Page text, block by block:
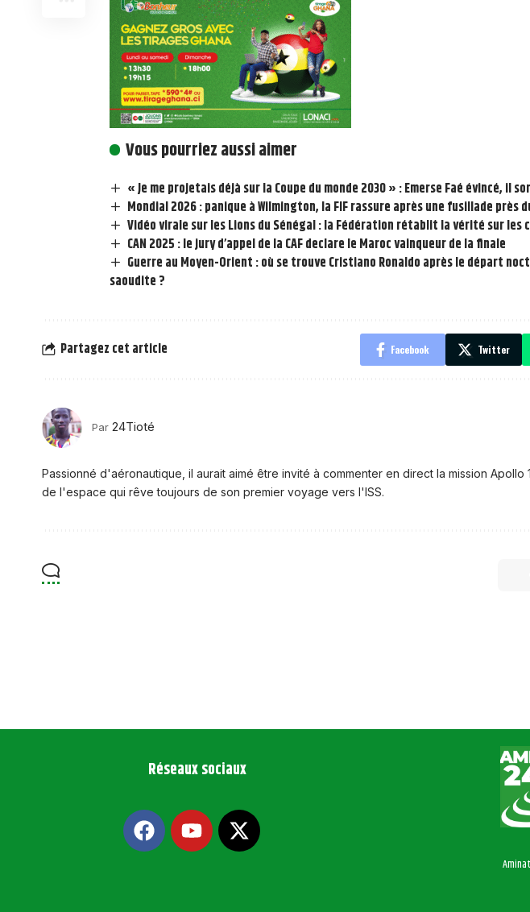
Vous pourriez aussi aimer
« Je me projetais déjà sur la Coupe du monde 2030 » : Emerse Faé évincé, il
Mondial 2026 : panique à Wilmington, la FIF rassure après une fusillade près
Vidéo virale sur les Lions du Sénégal : la Fédération rétablit la vérité sur les
CAN 2025 : le jury d’appel de la CAF declare le Maroc vainqueur de la finale
Guerre au Moyen-Orient : où se trouve Cristiano Ronaldo après le départ
saoudite ?
Partagez cet article Facebook Twitter
Par 24Tioté
Passionné d'aéronautique, il aurait aimé être invité à commenter en direct la mission Apollo
de l'espace qui rêve toujours de son premier voyage vers l'ISS.
Réseaux sociaux